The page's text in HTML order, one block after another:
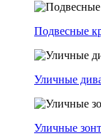
Подвесные
Уличные
Уличные